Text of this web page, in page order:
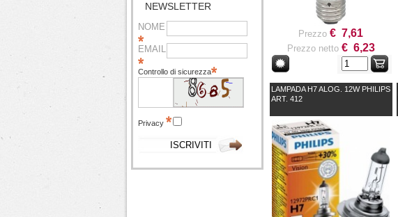
NEWSLETTER
NOME
EMAIL
Controllo di sicurezza
Privacy
Prezzo € 7,61
Prezzo netto € 6,23
LAMPADA H7 ALOG. 12W PHILIPS
ART. 412